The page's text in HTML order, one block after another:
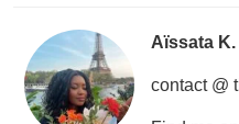
Aïssata K.
contact @